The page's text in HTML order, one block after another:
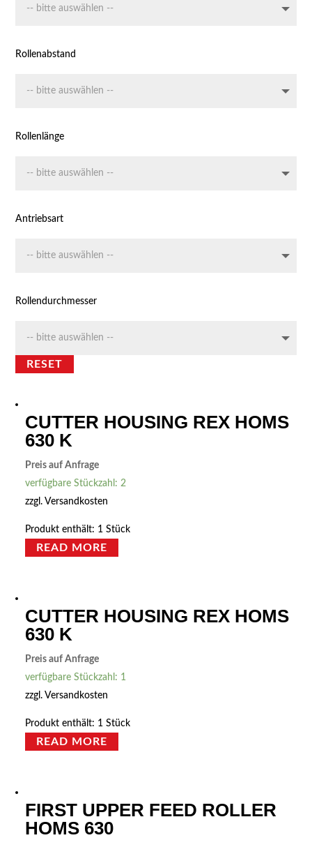
Rollenabstand
Rollenlänge
Antriebsart
Rollendurchmesser
RESET
CUTTER HOUSING REX HOMS
630 K
Preis auf Anfrage
verfügbare Stückzahl: 2
zzgl. Versandkosten
Produkt enthält: 1Stück
READ MORE
CUTTER HOUSING REX HOMS
630 K
Preis auf Anfrage
verfügbare Stückzahl: 1
zzgl.Versandkosten
Produkt enthält: 1Stück
READ MORE
FIRST UPPER FEED ROLLER
HOMS 630